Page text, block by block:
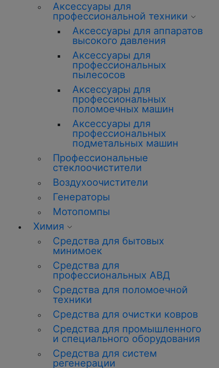
Аксессуары для
профессиональной техники
Аксессуары для аппаратов
высокого давления
Аксессуары для
профессиональных
пылесосов
Аксессуары для
профессиональных
поломоечных машин
Аксессуары для
профессиональных
подметальных машин
Профессиональные
стеклоочистители
Воздухоочистители
Генераторы
Мотопомпы
Химия
Средства для бытовых
минимоек
Средства для
профессиональных АВД
Средства для поломоечной
техники
Средства для очистки ковров
Средства для промышленного
и специального оборудования
Средства для систем
регенерации